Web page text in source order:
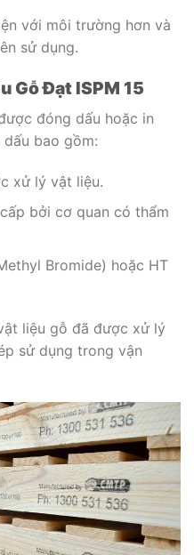
với môi trường hơn và
sử dụng.
Gỗ Đạt ISPM 15
đóng dấu hoặc in
dấu bao gồm:
xử lý vật liệu.
bởi cơ quan có thẩm
Bromide) hoặc HT
liệu gỗ đã được xử lý
sử dụng trong vận